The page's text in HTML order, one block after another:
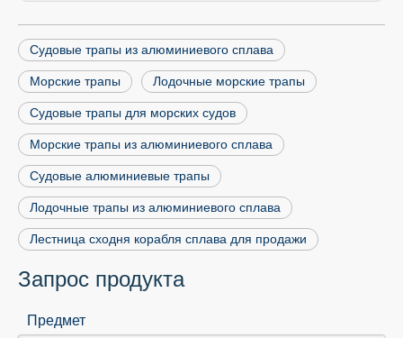
Судовые трапы из алюминиевого сплава
Морские трапы Лодочные морские трапы
Судовые трапы для морских судов
Морские трапы из алюминиевого сплава
Судовые алюминиевые трапы
Лодочные трапы из алюминиевого сплава
Лестница сходня корабля сплава для продажи
Запрос продукта
Предмет